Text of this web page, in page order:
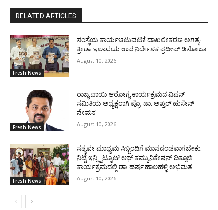
RELATED ARTICLES
Fresh News
ಸಂಸ್ಥೆಯ ಕಾರ್ಯಚಟುವಟಿಕೆ ದಾಖಲೀಕರಣ ಅಗತ್ಯ-
ಕ್ರೀಡಾ ಇಲಾಖೆಯ ಉಪ ನಿರ್ದೇಶಕ ಪ್ರದೀಪ್ ಡಿಸೋಜಾ
August 10, 2026
Fresh News
ರಾಜ್ಯ ಬಾಯಿ ಆರೋಗ್ಯ ಕಾರ್ಯಕ್ರಮದ ವಿಷನ್
ಸಮಿತಿಯ ಅಧ್ಯಕ್ಷರಾಗಿ ಪ್ರೊ. ಡಾ. ಅಖ್ತರ್ ಹುಸೇನ್
ನೇಮಕ
August 10, 2026
Fresh News
ಸತ್ಯವೇ ಮಾಧ್ಯಮ ಸಿಬ್ಬಂದಿಗೆ ಮಾನದಂಡವಾಗಬೇಕು:
ನಿಟ್ಟೆ ಇನ್ಸ್ಟಿಟ್ಯೂಟ್ ಆಫ್ ಕಮ್ಯುನಿಕೇಷನ್ ದಿಕ್ಸೂಚಿ
ಕಾರ್ಯಕ್ರಮದಲ್ಲಿ ಡಾ. ಹರ್ಷ ಹಾಲಹಳ್ಳಿ ಅಭಿಮತ
August 10, 2026